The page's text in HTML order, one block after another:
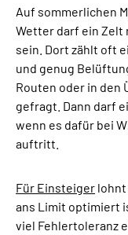
Auf sommerlichen
Wetter darf ein Zelt
sein. Dort zählt oft
und genug
Routen oder in den
gefragt. Dann darf
wenn es dafür bei
auftritt.
Für Einsteiger lohnt
ans Limit optimiert
viel Fehlertoleranz